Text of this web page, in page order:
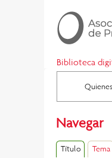
Biblioteca
Navegar
Título Tema